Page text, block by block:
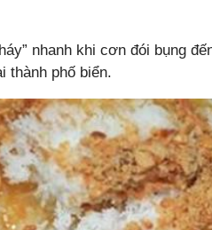
nhanh khi cơn đói bụng
thành phố biển.